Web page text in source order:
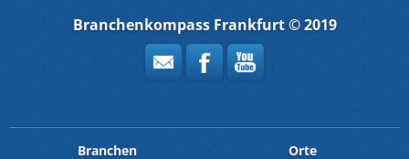
Branchenkompass Frankfurt © 2019
Branchen Orte